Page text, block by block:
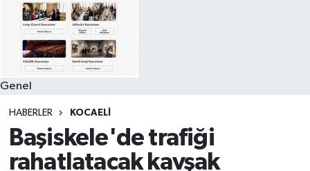
Genel
HABERLER KOCAELI
Başiskele'de trafiği
rahatlatacak kavşak